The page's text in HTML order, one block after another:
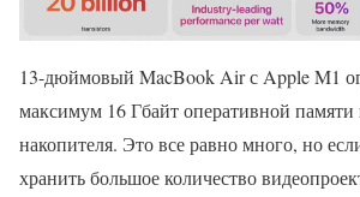
13-дюймовый MacBook Air с Apple M1
максимум 16 Гбайт оперативной
накопителя. Это все равно много, но
хранить большое количество